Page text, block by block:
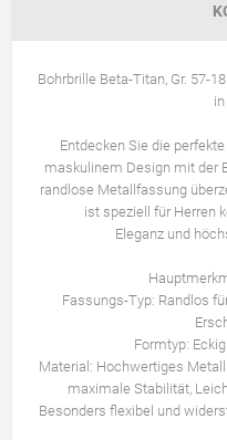
Bohrbrille Beta-Titan, Gr. 57-
Entdecken Sie die
maskulinem Design mit der
randlose Metallfassung
ist speziell für Herren
Eleganz und
Fassungs-Typ: Randlos
Formtyp:
Material: Hochwertiges
maximale Stabilität,
Besonders flexibel und